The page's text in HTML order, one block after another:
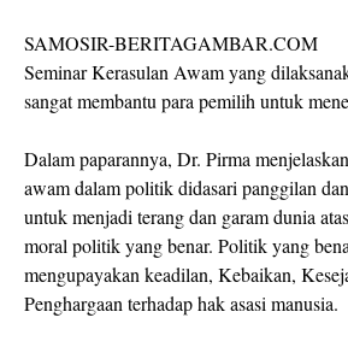
SAMOSIR-BERITAGAMBAR.COM
Seminar Kerasulan Awam yang
sangat membantu para pemilih untuk
Dalam paparannya, Dr. Pirma
awam dalam politik didasari panggilan
untuk menjadi terang dan garam dunia
moral politik yang benar. Politik yang
mengupayakan keadilan, Kebaikan,
Penghargaan terhadap hak asasi manusia.